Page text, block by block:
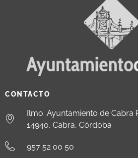
CONTACTO
Ilmo. Ayuntamiento de Cabra
14940, Cabra, Córdoba
957 52 00 50